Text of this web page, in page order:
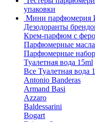
упаковки
Мини парфюмерия
Дезодоранты
Крем-парфюм с
Парфюмерные
Парфюмерные
Туалетная вода 15ml
Все Туалетная вода
Antonio Banderas
Armand Basi
Azzaro
Baldessarini
Bogart